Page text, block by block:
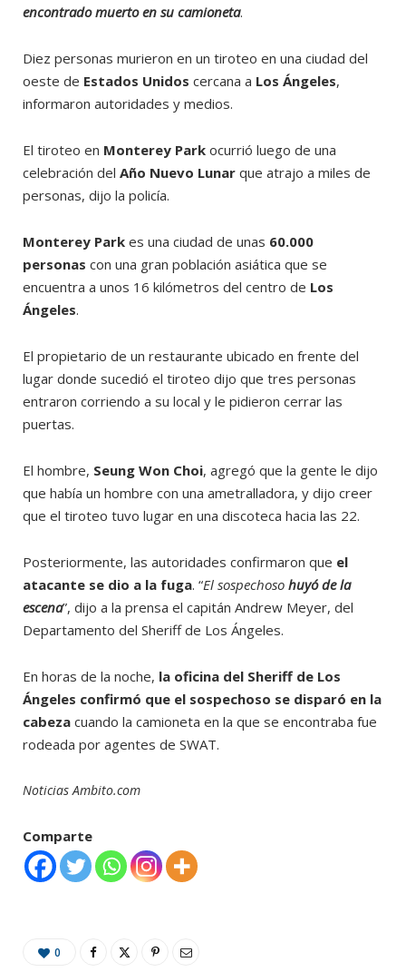
encontrado muerto en su camioneta.
Diez personas murieron en un tiroteo en una ciudad del
oeste de Estados Unidos cercana a Los Ángeles,
informaron autoridades y medios.
El tiroteo en Monterey Park ocurrió luego de una
celebración del Año Nuevo Lunar que atrajo a miles de
personas, dijo la policía.
Monterey Park es una ciudad de unas 60.000
personas con una gran población asiática que se
encuentra a unos 16 kilómetros del centro de Los
Ángeles.
El propietario de un restaurante ubicado en frente del
lugar donde sucedió el tiroteo dijo que tres personas
entraron corriendo a su local y le pidieron cerrar las
puertas.
El hombre, Seung Won Choi, agregó que la gente le dijo
que había un hombre con una ametralladora, y dijo creer
que el tiroteo tuvo lugar en una discoteca hacia las 22.
Posteriormente, las autoridades confirmaron que el
atacante se dio a la fuga. “El sospechoso huyó de la
escena”, dijo a la prensa el capitán Andrew Meyer, del
Departamento del Sheriff de Los Ángeles.
En horas de la noche, la oficina del Sheriff de Los
Ángeles confirmó que el sospechoso se disparó en la
cabeza cuando la camioneta en la que se encontraba fue
rodeada por agentes de SWAT.
Noticias Ambito.com
Comparte
0